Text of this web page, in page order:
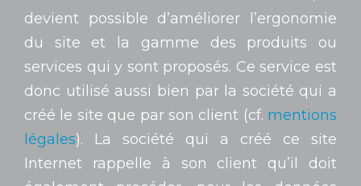
devient possible d’améliorer l’ergonomie
du site et la gamme des produits ou
services qui y sont proposés. Ce service est
donc utilisé aussi bien par la société qui a
créé le site que par son client (cf. mentions
légales). La société qui a créé ce site
Internet rappelle à son client qu’il doit